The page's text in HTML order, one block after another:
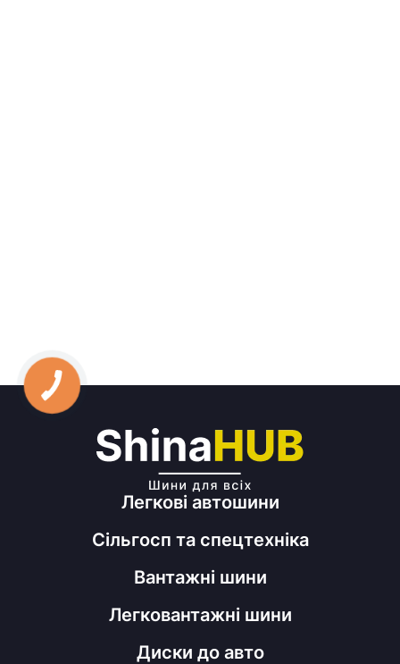
Легкові автошини
Сільгосп та спецтехніка
Вантажні шини
Легковантажні шини
Диски до авто